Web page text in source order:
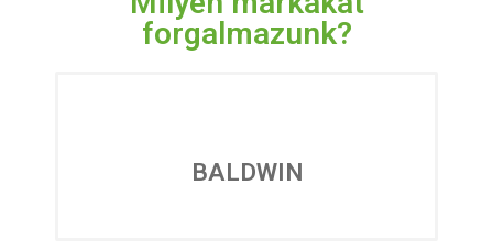
forgalmazunk?
BALDWIN